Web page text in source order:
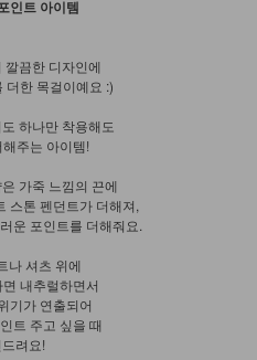
인트 아이템
깔끔한 디자인에
더한 목걸이예요 :)
하나만 착용해도
주는 아이템!
가죽 느낌의 끈에
스톤 펜던트가 더해져,
운 포인트를 더해줘요.
나 셔츠 위에
내추럴하면서
기가 연출되어
트 주고 싶을 때
려요!